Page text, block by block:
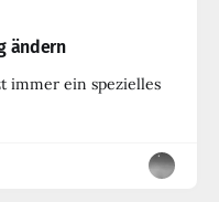
ändern
immer ein spezielles